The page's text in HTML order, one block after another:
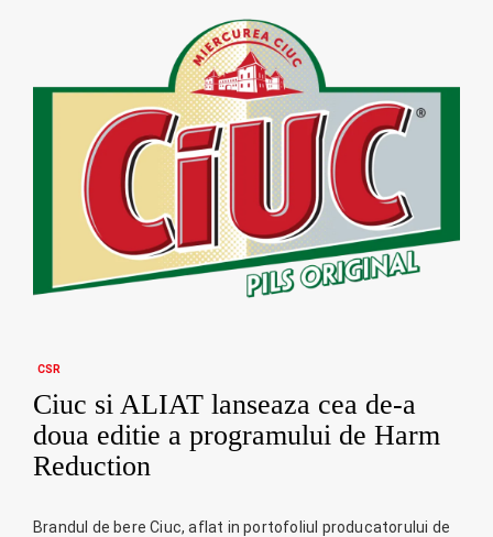
CSR
Ciuc si ALIAT lanseaza cea de-a
doua editie a programului de Harm
Reduction
Brandul de bere Ciuc, aflat in portofoliul producatorului de